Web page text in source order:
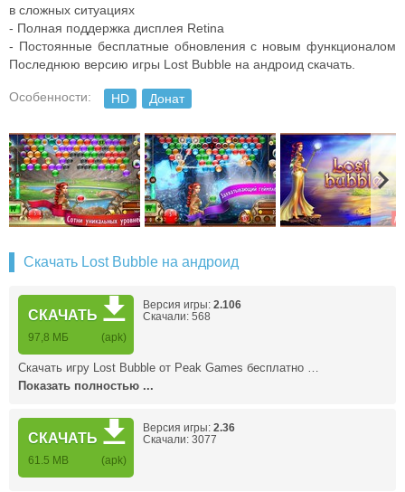
в сложных ситуациях
- Полная поддержка дисплея Retina
- Постоянные бесплатные обновления с новым функционалом
Последнюю версию игры Lost Bubble на андроид скачать.
Особенности: HD Донат
Скачать Lost Bubble на андроид
СКАЧАТЬ
97,8 МБ (apk)
Версия игры: 2.106
Скачали: 568
Скачать игру Lost Bubble от Peak Games бесплатно …
Показать полностью ...
СКАЧАТЬ
61.5 MB (apk)
Версия игры: 2.36
Скачали: 3077